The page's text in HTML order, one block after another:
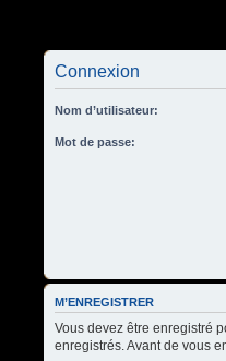
Connexion
Nom d’utilisateur:
Mot de passe:
M’ENREGISTRER
Vous devez être enregistré
enregistrés. Avant de vous